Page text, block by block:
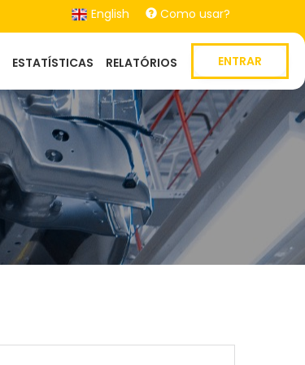
English Como usar?
ENTRAR
ESTATÍSTICAS RELATÓRIOS